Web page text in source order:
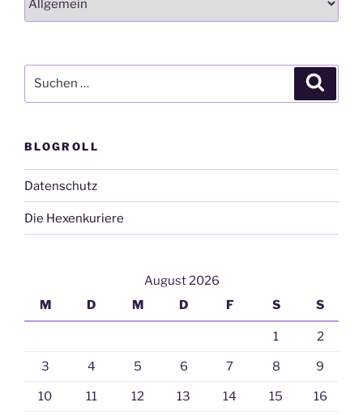
nach:
BLOGROLL
Datenschutz
Die Hexenkuriere
August 2026
M
D M D F S S
1 2
3 4 5 6 7 8 9
10 11 12 13 14 15 16